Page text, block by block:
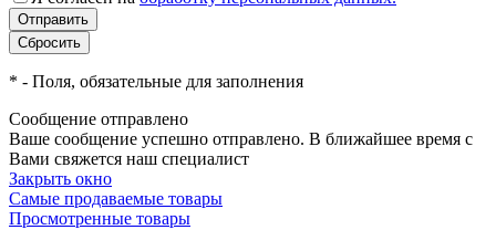
* - Поля, обязательные для заполнения
Сообщение отправлено
Ваше сообщение успешно отправлено. В ближайшее время с
Вами свяжется наш специалист
Закрыть окно
Самые продаваемые товары
Просмотренные товары